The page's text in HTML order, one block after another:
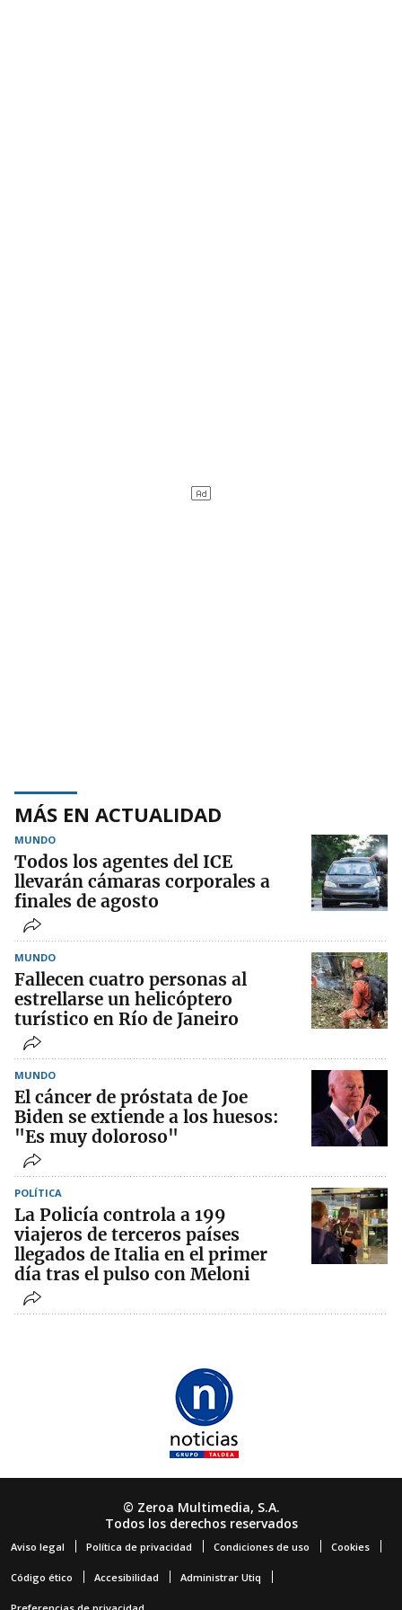
MÁS EN ACTUALIDAD
MUNDO
Todos los agentes del ICE
llevarán cámaras corporales a
finales de agosto
MUNDO
Fallecen cuatro personas al
estrellarse un helicóptero
turístico en Río de Janeiro
MUNDO
El cáncer de próstata de Joe
Biden se extiende a los huesos:
"Es muy doloroso"
POLÍTICA
La Policía controla a 199
viajeros de terceros países
llegados de Italia en el primer
día tras el pulso con Meloni
© Zeroa Multimedia, S.A.
Todos los derechos reservados
Aviso legal Política de privacidad Condiciones de uso Cookies
Código ético Accesibilidad Administrar Utiq